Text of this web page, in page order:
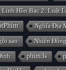
Linh Hồn Bạc 2: Luật
Nghĩa Địa
sao Nhiên Đông
phim3s